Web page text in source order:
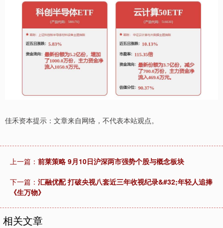
佳禾资本提示：文章来自网络，不代表本站观点。
上一篇： 前莱策略 9月10日沪深两市强势个股与概念板块
下一篇： 汇融优配 打破央视八套近三年收视纪录&#32;年轻人追捧
《生万物》
相关文章